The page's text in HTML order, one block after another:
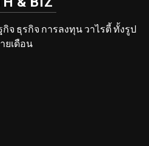
จ ธุรกิจ การลงทุน วาไรตี้ ทั้งรูป
ยเดือน